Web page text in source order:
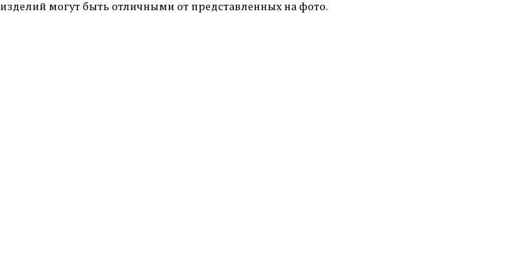
изделий могут быть отличными от представленных на фото.